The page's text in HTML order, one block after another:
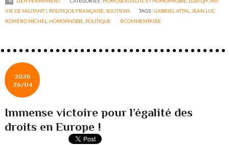
VIE DE MILITANT ! POLITIQUE FRANÇAISE ,SOUTIENS TAGS :GABRIEL ATTAL
JEAN LUC
ROMERO MICHEL
HOMOPHOBIE POLITIQUE 0COMMENTAIRE
2026
26/04
Immense victoire pour l’égalité des
droits en Europe !